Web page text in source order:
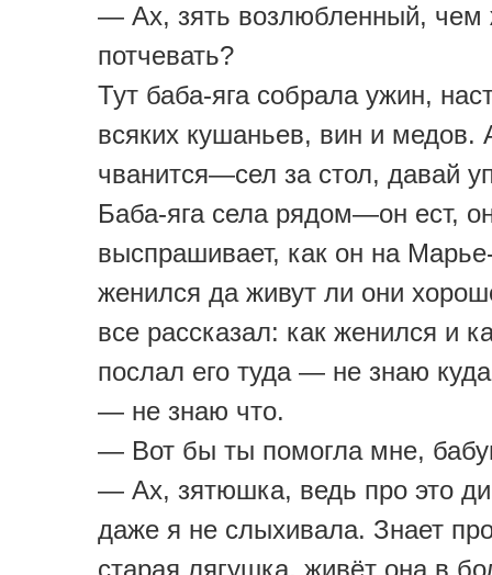
— Ах, зять возлюбленный, чем
потчевать?
Тут баба-яга собрала ужин,
всяких кушаньев, вин и медов.
чванится—сел за стол, давай
Баба-яга села рядом—он ест,
выспрашивает, как он на
женился да живут ли они
все рассказал: как женился и
послал его туда — не знаю
— не знаю что.
— Вот бы ты помогла мне,
— Ах, зятюшка, ведь про это
даже я не слыхивала. Знает
старая лягушка, живёт она в